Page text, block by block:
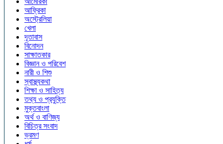
আফ্রিকা
অস্ট্রেলিয়া
খেলা
দূতাবাস
বিনোদন
সাক্ষাতকার
বিজ্ঞান ও পরিবেশ
নারী ও শিশু
স্বাস্থ্যকথা
শিক্ষা ও সাহিত্য
তথ্য ও প্রযুক্তি
মুক্তবাংলা
অর্থ ও বাণিজ্য
বিচিত্র সংবাদ
ভ্রমণ